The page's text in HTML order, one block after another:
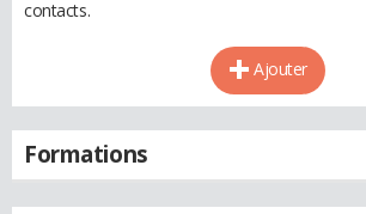
contacts.
Ajouter
Formations